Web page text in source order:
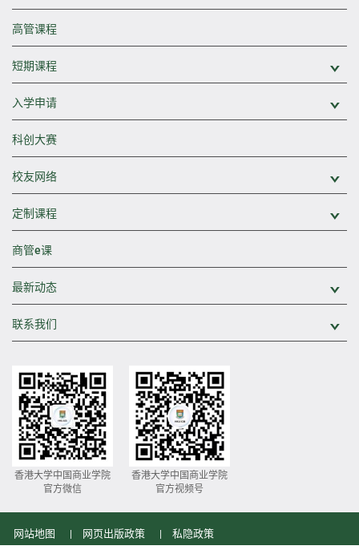
高管课程
短期课程
入学申请
科创大赛
校友网络
定制课程
商管e课
最新动态
联系我们
香港大学中国商业学院
官方微信
香港大学中国商业学院
官方视频号
网站地图 网页出版政策
私隐政策